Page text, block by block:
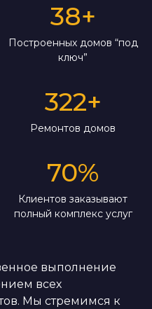
38+
Построенных домов “под
ключ”
322+
Ремонтов домов
70%
Клиентов заказывают
полный комплекс услуг
выполнение
всех
Мы стремимся к